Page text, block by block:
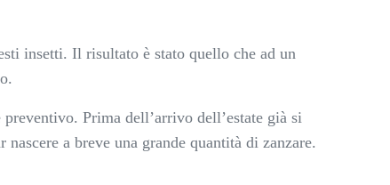
insetti. Il risultato è stato quello che ad un
Prima dell’arrivo dell’estate già si
a breve una grande quantità di zanzare.